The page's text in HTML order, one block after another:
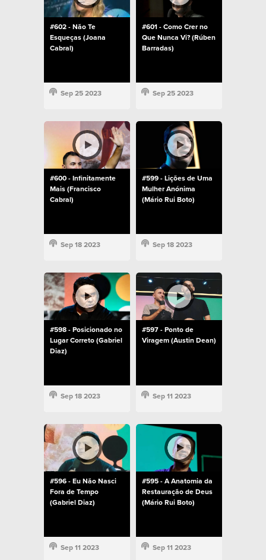
#602 - Não Te
Esqueças (Joana
Cabral)
Sep 25 2023
#601 - Como Crer no
Que Nunca Vi? (Rúben
Barradas)
Sep 25 2023
#600 - Infinitamente
Mais (Francisco
Cabral)
Sep 18 2023
#599 - Lições de Uma
Mulher Anónima
(Mário Rui Boto)
Sep 18 2023
#598 - Posicionado no
Lugar Correto (Gabriel
Diaz)
Sep 18 2023
#597 - Ponto de
Viragem (Austin Dean)
Sep 11 2023
#596 - Eu Não Nasci
Fora de Tempo
(Gabriel Diaz)
Sep 11 2023
#595 - A Anatomia da
Restauração de Deus
(Mário Rui Boto)
Sep 11 2023